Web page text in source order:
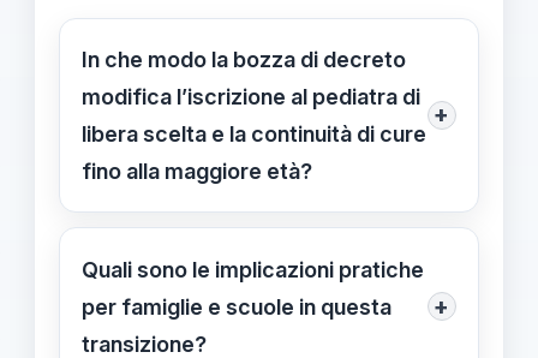
In che modo la bozza di decreto
modifica l’iscrizione al pediatra di
libera scelta e la continuità di cure
fino alla maggiore età?
+
La bozza propone di estendere
l’iscrizione al pediatra di libera scelta
fino agli 18 anni, evitando il
passaggio automatico al medico di
Quali sono le implicazioni pratiche
per famiglie e scuole in questa
transizione?
+